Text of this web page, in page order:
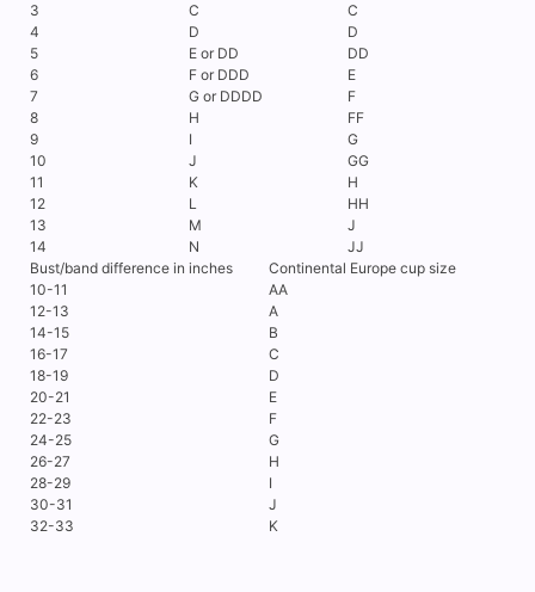
3
C
C
4
D
D
5
E or DD
DD
6
F or DDD
E
7
G or DDDD
F
8
H
FF
9
I
G
10
J
GG
11
K
H
12
L
HH
13
M
J
14
N
JJ
Bust/band difference in inches
Continental Europe cup size
10-11
AA
12-13
A
14-15
B
16-17
C
18-19
D
20-21
E
22-23
F
24-25
G
26-27
H
28-29
I
30-31
J
32-33
K